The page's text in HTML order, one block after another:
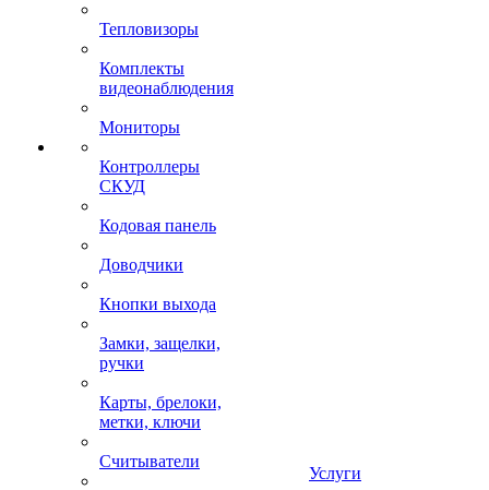
Тепловизоры
Комплекты
видеонаблюдения
Мониторы
Контроллеры
СКУД
Кодовая панель
Доводчики
Кнопки выхода
Замки, защелки,
ручки
Карты, брелоки,
метки, ключи
Считыватели
Услуги